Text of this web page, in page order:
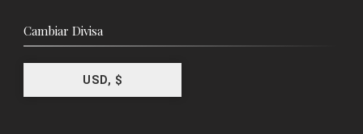
Cambiar Divisa
USD, $